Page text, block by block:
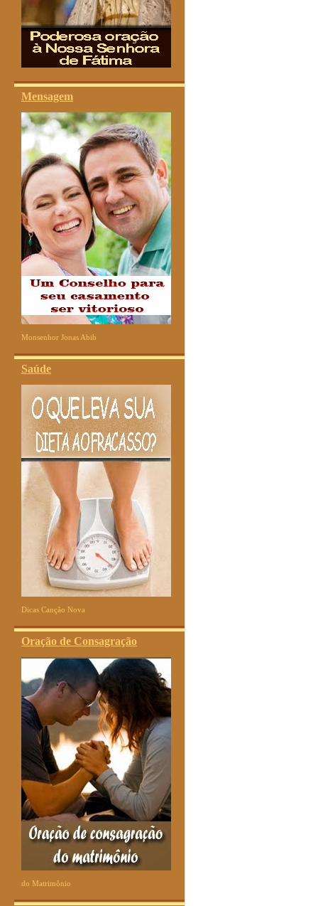
Mensagem
Monsenhor Jonas Abib
Saúde
Dicas Canção Nova
Oração de Consagração
do Matrimônio